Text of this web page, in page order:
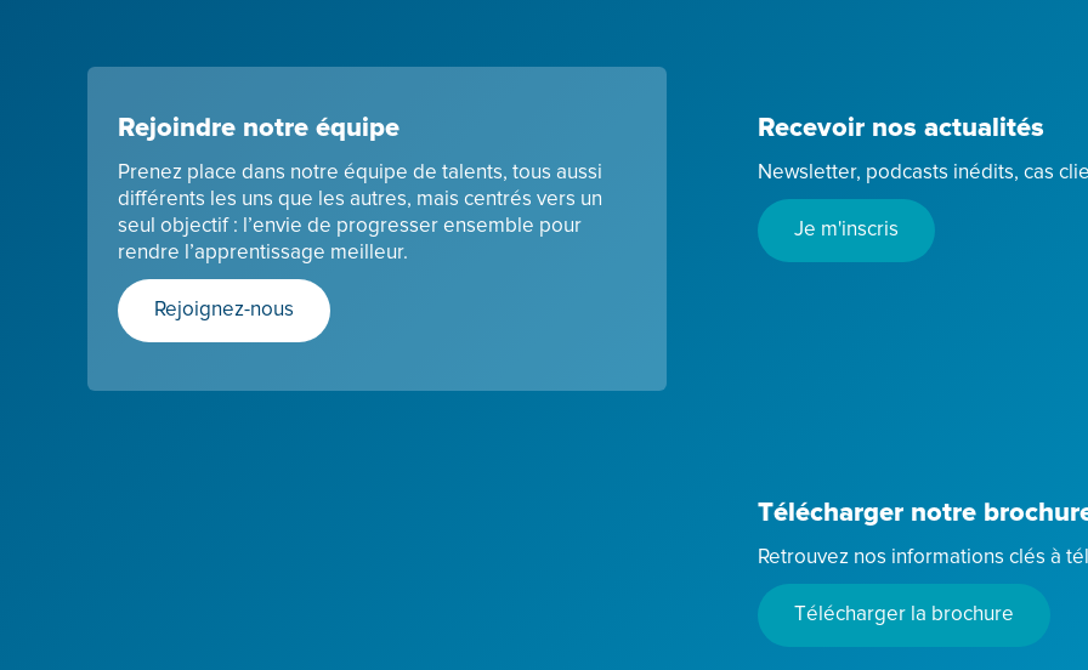
Rejoindre notre équipe
Prenez place dans notre équipe de talents, tous aussi
différents les uns que les autres, mais centrés vers un
seul objectif : l’envie de progresser ensemble pour
rendre l’apprentissage meilleur.
Rejoignez-nous
Recevoir nos actualités
Newsletter, podcasts inédits, cas
Je m'inscris
Télécharger notre
Retrouvez nos informations clés à
Télécharger la brochure